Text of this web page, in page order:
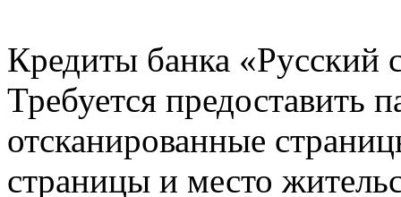
Кредиты банка «Русский
Требуется предоставить
отсканированные
страницы и место